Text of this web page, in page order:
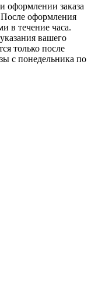
оформлении заказа
После оформления
в течение часа.
вашего
только после
с понедельника по